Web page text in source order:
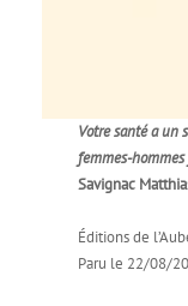
Votre santé a un
femmes-
Savignac
Éditions de
Paru le 22/08/